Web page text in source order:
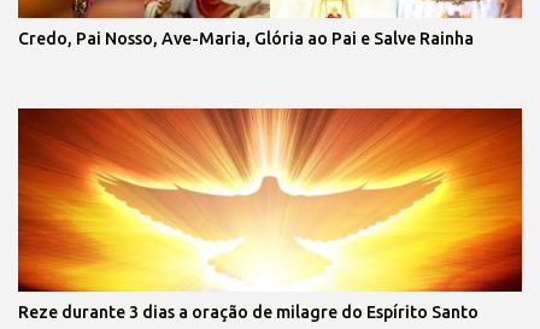
Credo, Pai Nosso, Ave-Maria, Glória ao Pai e Salve Rainha
Reze durante 3 dias a oração de milagre do Espírito Santo